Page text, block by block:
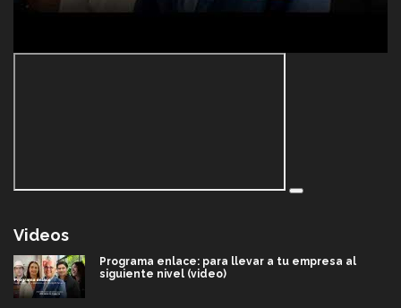
Videos
Programa enlace: para llevar a tu empresa al
siguiente nivel (video)